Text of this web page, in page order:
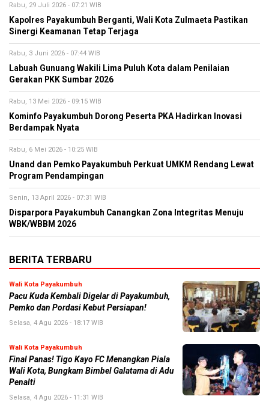
Rabu, 29 Juli 2026 - 07:21 WIB
Kapolres Payakumbuh Berganti, Wali Kota Zulmaeta Pastikan
Sinergi Keamanan Tetap Terjaga
Rabu, 3 Juni 2026 - 07:44 WIB
Labuah Gunuang Wakili Lima Puluh Kota dalam Penilaian
Gerakan PKK Sumbar 2026
Rabu, 13 Mei 2026 - 09:15 WIB
Kominfo Payakumbuh Dorong Peserta PKA Hadirkan Inovasi
Berdampak Nyata
Rabu, 6 Mei 2026 - 10:25 WIB
Unand dan Pemko Payakumbuh Perkuat UMKM Rendang Lewat
Program Pendampingan
Senin, 13 April 2026 - 07:31 WIB
Disparpora Payakumbuh Canangkan Zona Integritas Menuju
WBK/WBBM 2026
BERITA TERBARU
Wali Kota Payakumbuh
Pacu Kuda Kembali Digelar di Payakumbuh,
Pemko dan Pordasi Kebut Persiapan!
Selasa, 4 Agu 2026 - 18:17 WIB
Wali Kota Payakumbuh
Final Panas! Tigo Kayo FC Menangkan Piala
Wali Kota, Bungkam Bimbel Galatama di Adu
Penalti
Selasa, 4 Agu 2026 - 11:31 WIB